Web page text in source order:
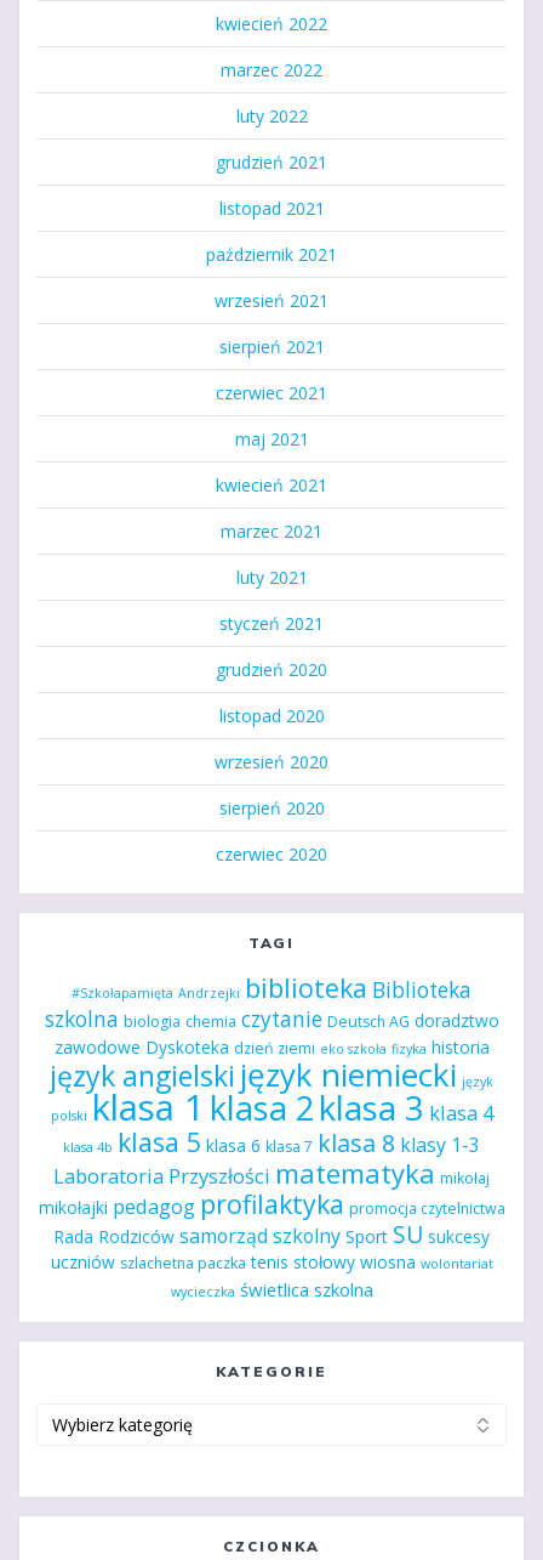
kwiecień 2022
marzec 2022
luty 2022
grudzień 2021
listopad 2021
październik 2021
wrzesień 2021
sierpień 2021
czerwiec 2021
maj 2021
kwiecień 2021
marzec 2021
luty 2021
styczeń 2021
grudzień 2020
listopad 2020
wrzesień 2020
sierpień 2020
czerwiec 2020
TAGI
#Szkołapamięta Andrzejki biblioteka Biblioteka
szkolna biologia chemia czytanie Deutsch AG doradztwo
zawodowe Dyskoteka dzień ziemi eko szkoła fizyka historia
język angielski język niemiecki język
polski klasa 1 klasa 2klasa 3 klasa 4
klasa 4b klasa 5 klasa 6 klasa 7 klasa 8 klasy 1-3
Laboratoria Przyszłości matematyka mikołaj
mikołajki pedagog profilaktyka promocja czytelnictwa
Rada Rodziców samorząd szkolny Sport SU sukcesy
uczniów szlachetna paczka tenis stołowy wiosna wolontariat
wycieczka świetlica szkolna
KATEGORIE
CZCIONKA